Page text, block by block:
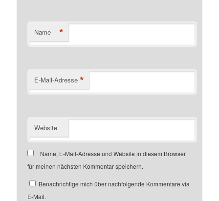
Name *
E-Mail-Adresse *
Website
Name, E-Mail-Adresse und Website in diesem Browser
für meinen nächsten Kommentar speichern.
Benachrichtige mich über nachfolgende Kommentare via
E-Mail.